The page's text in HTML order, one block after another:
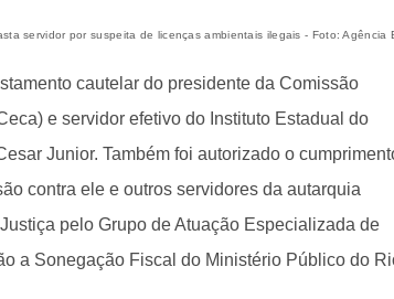
servidor por suspeita de licenças ambientais ilegais - Foto: Agência
cautelar do presidente da Comissão
e servidor efetivo do Instituto Estadual do
Junior. Também foi autorizado o
contra ele e outros servidores da autarquia
pelo Grupo de Atuação Especializada de
a Sonegação Fiscal do Ministério Público do